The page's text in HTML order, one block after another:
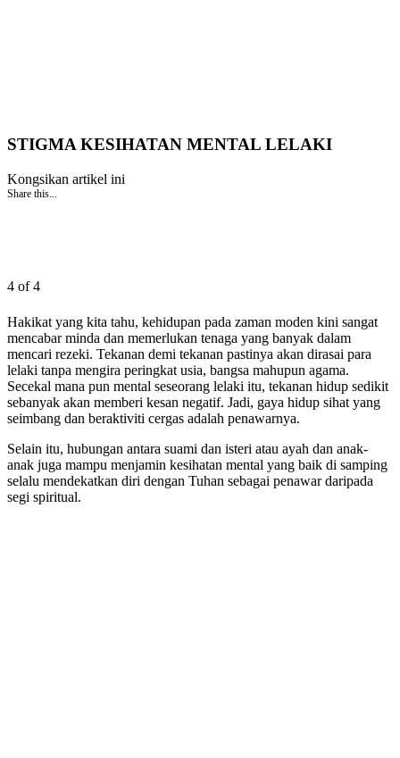
STIGMA KESIHATAN MENTAL LELAKI
Kongsikan artikel ini
Share this...
4 of 4
Hakikat yang kita tahu, kehidupan pada zaman moden kini sangat
mencabar minda dan memerlukan tenaga yang banyak dalam
mencari rezeki. Tekanan demi tekanan pastinya akan dirasai para
lelaki tanpa mengira peringkat usia, bangsa mahupun agama.
Secekal mana pun mental seseorang lelaki itu, tekanan hidup sedikit
sebanyak akan memberi kesan negatif. Jadi, gaya hidup sihat yang
seimbang dan beraktiviti cergas adalah penawarnya.
Selain itu, hubungan antara suami dan isteri atau ayah dan anak-
anak juga mampu menjamin kesihatan mental yang baik di samping
selalu mendekatkan diri dengan Tuhan sebagai penawar daripada
segi spiritual.